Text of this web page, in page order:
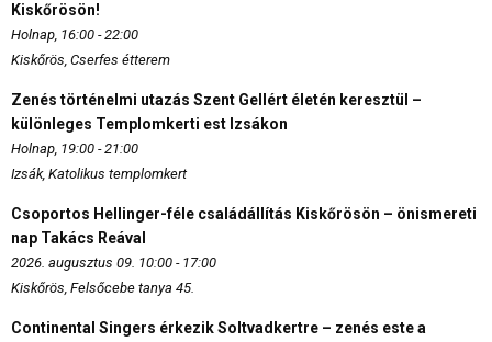
Kiskőrösön!
Holnap, 16:00 - 22:00
Kiskőrös, Cserfes étterem
Zenés történelmi utazás Szent Gellért életén keresztül –
különleges Templomkerti est Izsákon
Holnap, 19:00 - 21:00
Izsák, Katolikus templomkert
Csoportos Hellinger-féle családállítás Kiskőrösön – önismereti
nap Takács Reával
2026. augusztus 09. 10:00 - 17:00
Kiskőrös, Felsőcebe tanya 45.
Continental Singers érkezik Soltvadkertre – zenés este a